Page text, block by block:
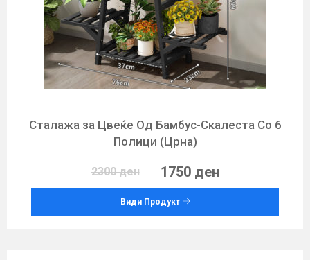
Сталажа за Цвеќе Од Бамбус-Скалеста Со 6
Полици (Црна)
2300 ден 1750 ден
Види Продукт